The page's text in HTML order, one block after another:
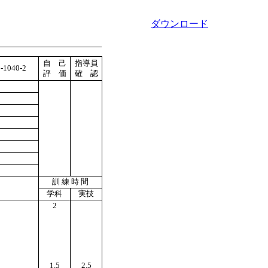
1040-2
自 己
評 価
指導員
確 認
訓 練 時 間
学科
実技
2
1.5
2.5
ダウンロード